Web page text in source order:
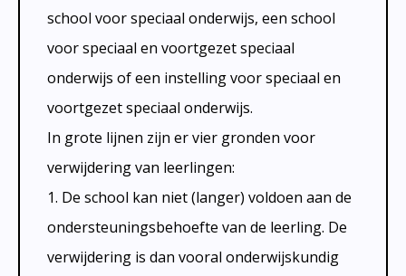
school voor speciaal onderwijs, een school
voor speciaal en voortgezet speciaal
onderwijs of een instelling voor speciaal en
voortgezet speciaal onderwijs.
In grote lijnen zijn er vier gronden voor
verwijdering van leerlingen:
1. De school kan niet (langer) voldoen aan de
ondersteuningsbehoefte van de leerling. De
verwijdering is dan vooral onderwijskundig